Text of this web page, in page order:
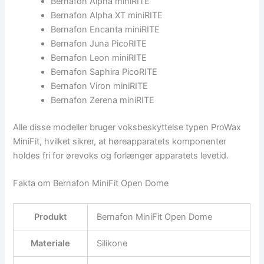
Bernafon Alpha XT miniRITE
Bernafon Encanta miniRITE
Bernafon Juna PicoRITE
Bernafon Leon miniRITE
Bernafon Saphira PicoRITE
Bernafon Viron miniRITE
Bernafon Zerena miniRITE
Alle disse modeller bruger voksbeskyttelse typen ProWax
MiniFit, hvilket sikrer, at høreapparatets komponenter
holdes fri for ørevoks og forlænger apparatets levetid.
Fakta om Bernafon MiniFit Open Dome
Produkt Bernafon MiniFit Open Dome
Materiale Silikone